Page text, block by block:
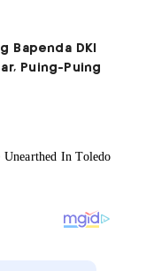
Bapenda DKI
Puing-Puing